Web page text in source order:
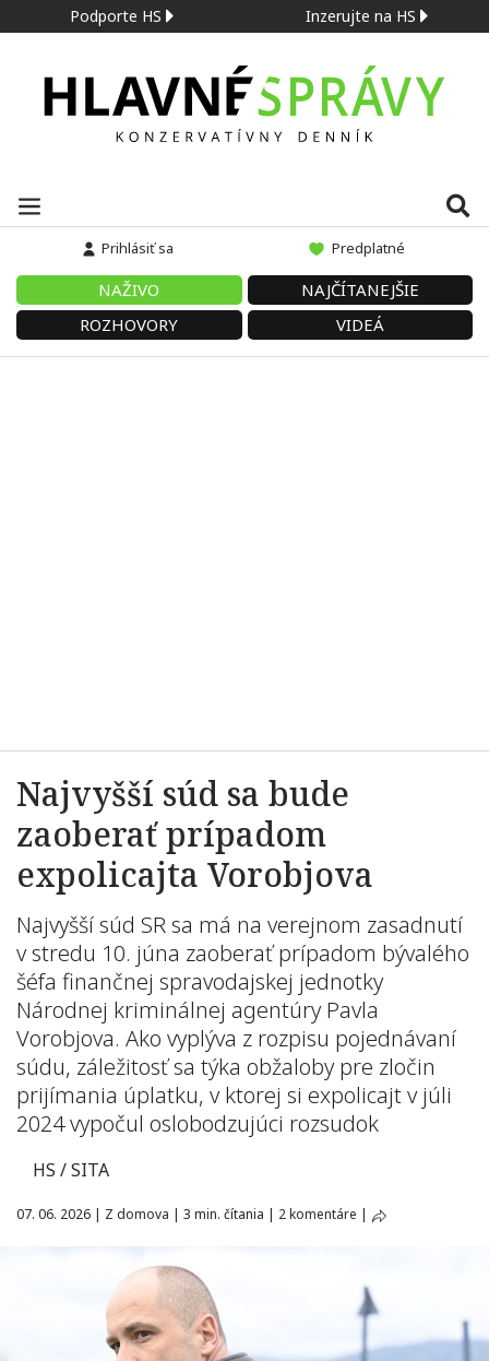
Podporte HS Inzerujte na HS
Prihlásiť sa Predplatné
NAŽIVO
NAJČÍTANEJŠIE
ROZHOVORY
VIDEÁ
Najvyšší súd sa bude
zaoberať prípadom
expolicajta Vorobjova
Najvyšší súd SR sa má na verejnom zasadnutí
v stredu 10. júna zaoberať prípadom bývalého
šéfa finančnej spravodajskej jednotky
Národnej kriminálnej agentúry Pavla
Vorobjova. Ako vyplýva z rozpisu pojednávaní
súdu, záležitosť sa týka obžaloby pre zločin
prijímania úplatku, v ktorej si expolicajt v júli
2024 vypočul oslobodzujúci rozsudok
HS / SITA
07. 06. 2026 | Z domova | 3 min. čítania | 2 komentáre |